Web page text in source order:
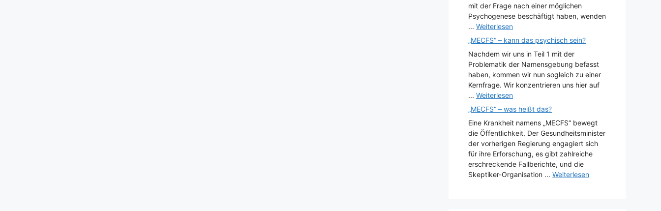
mit der Frage nach einer möglichen
Psychogenese beschäftigt haben, wenden
... Weiterlesen
„MECFS“ – kann das psychisch sein?
Nachdem wir uns in Teil 1 mit der
Problematik der Namensgebung befasst
haben, kommen wir nun sogleich zu einer
Kernfrage. Wir konzentrieren uns hier auf
... Weiterlesen
„MECFS“ – was heißt das?
Eine Krankheit namens „MECFS“ bewegt
die Öffentlichkeit. Der Gesundheitsminister
der vorherigen Regierung engagiert sich
für ihre Erforschung, es gibt zahlreiche
erschreckende Fallberichte, und die
Skeptiker-Organisation ... Weiterlesen